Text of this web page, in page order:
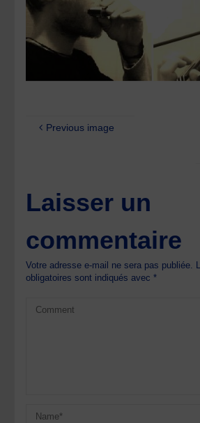
Previous image
Laisser un
commentaire
Votre adresse e-mail ne sera pas publiée.
obligatoires sont indiqués avec*